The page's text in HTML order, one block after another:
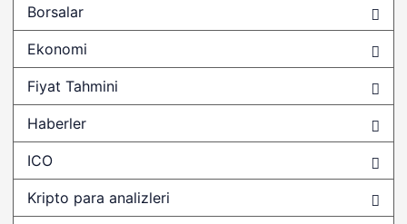
$BOXX
$EOSM18
$turbo
$WSM
$XAIC
0 Komisyon
Borsalar
Ekonomi
Fiyat Tahmini
Haberler
ICO
Kripto para analizleri